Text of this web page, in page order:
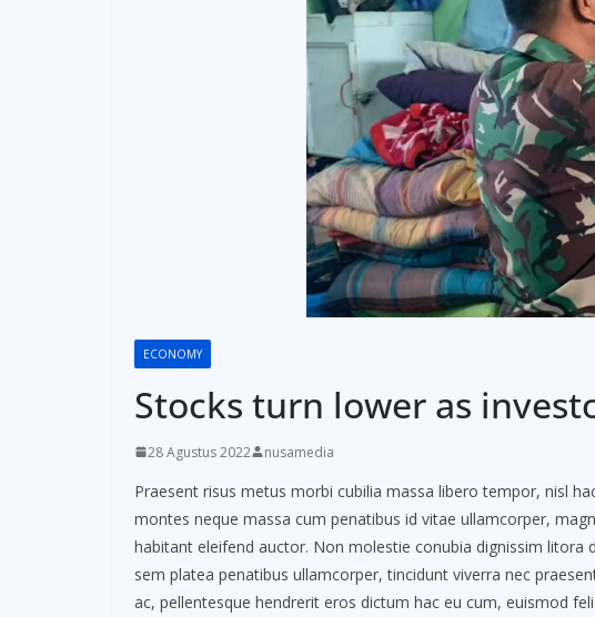
ECONOMY
Stocks turn lower as
28 Agustus 2022 nusamedia
Praesent risus metus morbi cubilia massa libero tempor, nisl
montes neque massa cum penatibus id vitae ullamcorper,
habitant eleifend auctor. Non molestie conubia dignissim
sem platea penatibus ullamcorper, tincidunt viverra nec
ac, pellentesque hendrerit eros dictum hac eu cum, euismod